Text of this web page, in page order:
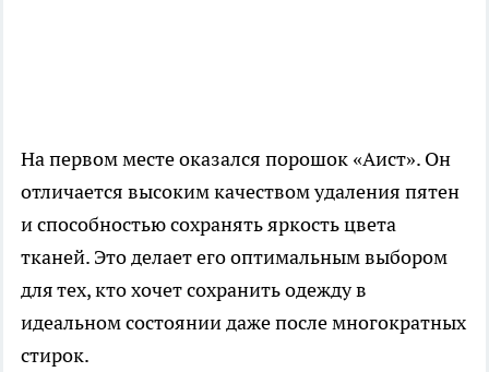
На первом месте оказался порошок «Аист». Он
отличается высоким качеством удаления пятен
и способностью сохранять яркость цвета
тканей. Это делает его оптимальным выбором
для тех, кто хочет сохранить одежду в
идеальном состоянии даже после многократных
стирок.